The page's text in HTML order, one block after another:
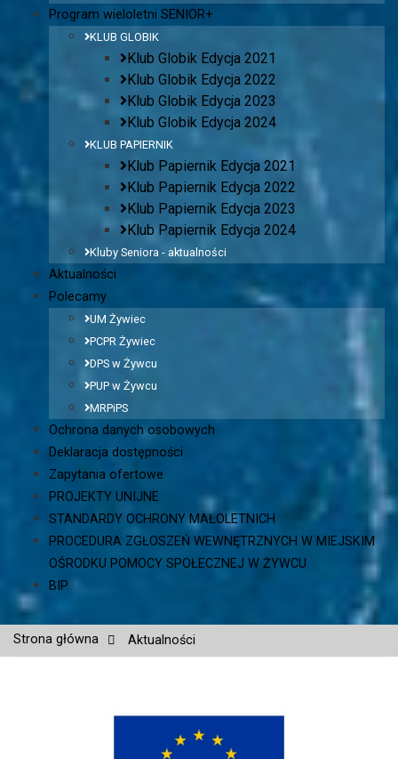
Program wieloletni SENIOR+
KLUB GLOBIK
Klub Globik Edycja 2021
Klub Globik Edycja 2022
Klub Globik Edycja 2023
Klub Globik Edycja 2024
KLUB PAPIERNIK
Klub Papiernik Edycja 2021
Klub Papiernik Edycja 2022
Klub Papiernik Edycja 2023
Klub Papiernik Edycja 2024
Kluby Seniora - aktualności
Aktualności
Polecamy
UM Żywiec
PCPR Żywiec
DPS w Żywcu
PUP w Żywcu
MRPiPS
Ochrona danych osobowych
Deklaracja dostępności
Zapytania ofertowe
PROJEKTY UNIJNE
STANDARDY OCHRONY MAŁOLETNICH
PROCEDURA ZGŁOSZEŃ WEWNĘTRZNYCH W MIEJSKIM
OŚRODKU POMOCY SPOŁECZNEJ W ŻYWCU
BIP
Strona główna Aktualności